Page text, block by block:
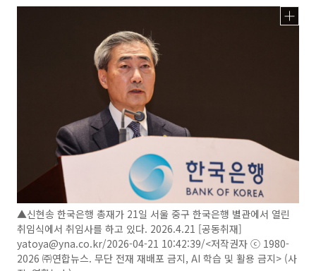
▲신현송 한국은행 총재가 21일 서울 중구 한국은행 별관에서 열린
취임식에서 취임사를 하고 있다. 2026.4.21 [공동취재]
yatoya@yna.co.kr/2026-04-21 10:42:39/<저작권자 ⓒ 1980-
2026 ㈜연합뉴스. 무단 전재 재배포 금지, AI 학습 및 활용 금지> (사